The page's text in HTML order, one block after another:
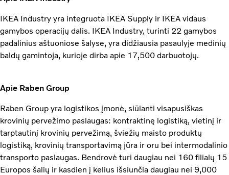
IKEA Industry yra integruota IKEA Supply ir IKEA vidaus
gamybos operacijų dalis. IKEA Industry, turinti 22 gamybos
padalinius aštuoniose šalyse, yra didžiausia pasaulyje medinių
baldų gamintoja, kurioje dirba apie 17,500 darbuotojų.
Apie Raben Group
Raben Group yra logistikos įmonė, siūlanti visapusiškas
krovinių pervežimo paslaugas: kontraktinę logistiką, vietinį ir
tarptautinį krovinių pervežimą, šviežių maisto produktų
logistiką, krovinių transportavimą jūra ir oru bei intermodalinio
transporto paslaugas. Bendrovė turi daugiau nei 160 filialų 15
Europos šalių ir kasdien į kelius išsiunčia daugiau nei 9,000